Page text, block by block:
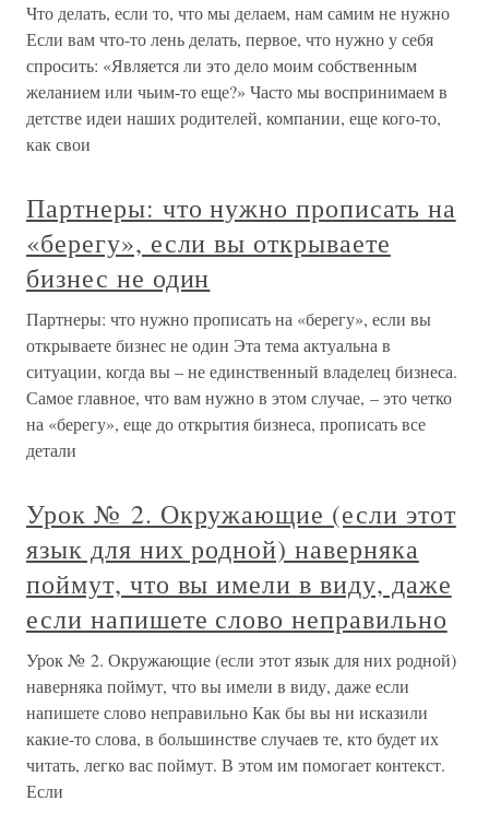
Что делать, если то, что мы делаем, нам самим не нужно
Если вам что-то лень делать, первое, что нужно у себя
спросить: «Является ли это дело моим собственным
желанием или чьим-то еще?» Часто мы воспринимаем в
детстве идеи наших родителей, компании, еще кого-то,
как свои
Партнеры: что нужно прописать на
«берегу», если вы открываете
бизнес не один
Партнеры: что нужно прописать на «берегу», если вы
открываете бизнес не один Эта тема актуальна в
ситуации, когда вы – не единственный владелец бизнеса.
Самое главное, что вам нужно в этом случае, – это четко
на «берегу», еще до открытия бизнеса, прописать все
детали
Урок № 2. Окружающие (если этот
язык для них родной) наверняка
поймут, что вы имели в виду, даже
если напишете слово неправильно
Урок № 2. Окружающие (если этот язык для них родной)
наверняка поймут, что вы имели в виду, даже если
напишете слово неправильно Как бы вы ни исказили
какие-то слова, в большинстве случаев те, кто будет их
читать, легко вас поймут. В этом им помогает контекст.
Если